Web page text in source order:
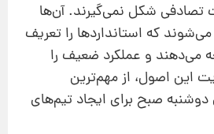
تصادفی شکل نمی‌گیرند. آن‌ها
که استانداردها را تعریف
می‌دهند و عملکرد ضعیف را
این اصول، از مهم‌ترین
صبح برای ایجاد تیم‌های